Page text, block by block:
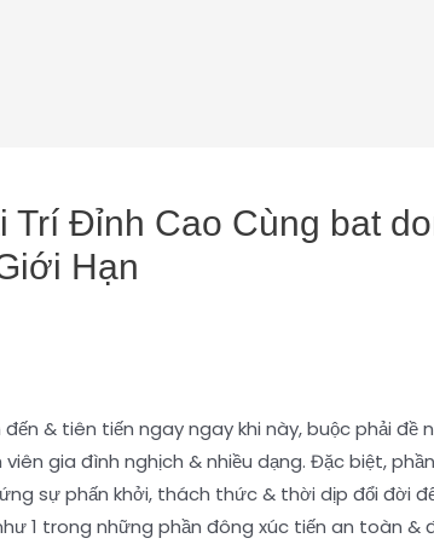
Trí Đỉnh Cao Cùng bat
Hạn
& tiên tiến ngay ngay khi này, buộc phải
gia đình nghịch & nhiều dạng. Đặc biệt,
sự phấn khởi, thách thức & thời dịp đổi đời
1 trong những phần đông xúc tiến an toàn